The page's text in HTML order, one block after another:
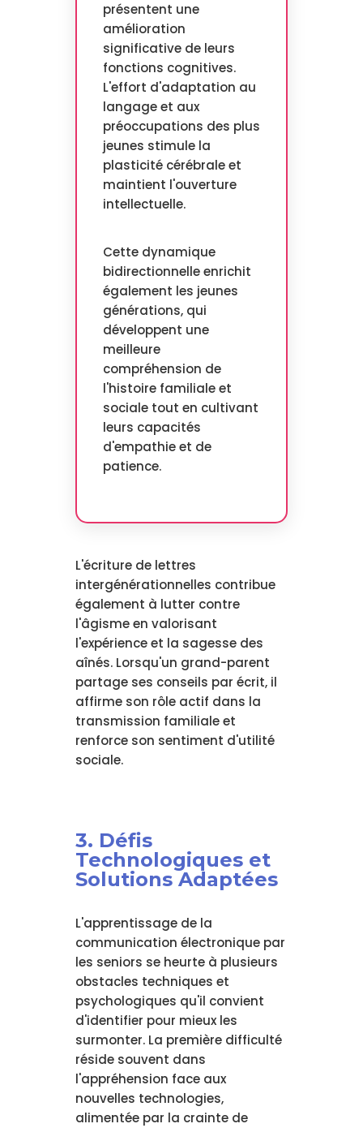
présentent une
amélioration
significative de leurs
fonctions cognitives.
L'effort d'adaptation au
langage et aux
préoccupations des plus
jeunes stimule la
plasticité cérébrale et
maintient l'ouverture
intellectuelle.
Cette dynamique
bidirectionnelle enrichit
également les jeunes
générations, qui
développent une
meilleure
compréhension de
l'histoire familiale et
sociale tout en cultivant
leurs capacités
d'empathie et de
patience.
L'écriture de lettres
intergénérationnelles contribue
également à lutter contre
l'âgisme en valorisant
l'expérience et la sagesse des
aînés. Lorsqu'un grand-parent
partage ses conseils par écrit, il
affirme son rôle actif dans la
transmission familiale et
renforce son sentiment d'utilité
sociale.
3. Défis
Technologiques et
Solutions Adaptées
L'apprentissage de la
communication électronique par
les seniors se heurte à plusieurs
obstacles techniques et
psychologiques qu'il convient
d'identifier pour mieux les
surmonter. La première difficulté
réside souvent dans
l'appréhension face aux
nouvelles technologies,
alimentée par la crainte de